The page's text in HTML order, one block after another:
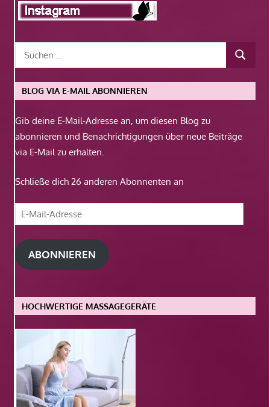
BLOG VIA E-MAIL ABONNIEREN
Gib deine E-Mail-Adresse an, um diesen Blog zu
abonnieren und Benachrichtigungen über neue Beiträge
via E-Mail zu erhalten.
Schließe dich 26 anderen Abonnenten an
E-
Mail-
Adresse
ABONNIEREN
HOCHWERTIGE MASSAGEGERÄTE